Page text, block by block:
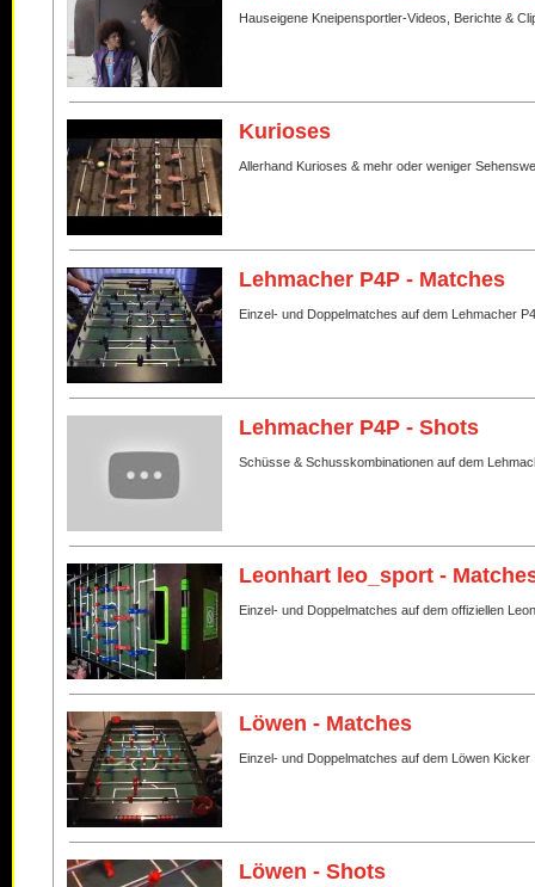
Hauseigene Kneipensportler-Videos, Berichte &
Kurioses
Allerhand Kurioses & mehr oder weniger
Lehmacher P4P - Matches
Einzel- und Doppelmatches auf dem Lehmacher
Lehmacher P4P - Shots
Schüsse & Schusskombinationen auf dem
Leonhart leo_sport -
Einzel- und Doppelmatches auf dem offiziellen
Löwen - Matches
Einzel- und Doppelmatches auf dem Löwen Kicker
Löwen - Shots